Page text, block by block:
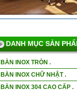
DANH MỤC SẢN
BÀN INOX TRÒN .
BÀN INOX CHỮ NHẬT .
BÀN INOX 304 CAO CẤP .